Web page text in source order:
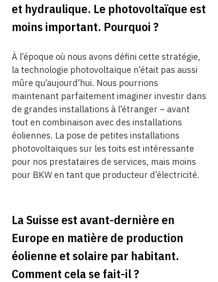
et hydraulique. Le photovoltaïque est
moins important. Pourquoi ?
À l’époque où nous avons défini cette stratégie,
la technologie photovoltaïque n’était pas aussi
mûre qu’aujourd’hui. Nous pourrions
maintenant parfaitement imaginer investir dans
de grandes installations à l’étranger – avant
tout en combinaison avec des installations
éoliennes. La pose de petites installations
photovoltaïques sur les toits est intéressante
pour nos prestataires de services, mais moins
pour BKW en tant que producteur d’électricité.
La Suisse est avant-dernière en
Europe en matière de production
éolienne et solaire par habitant.
Comment cela se fait-il ?